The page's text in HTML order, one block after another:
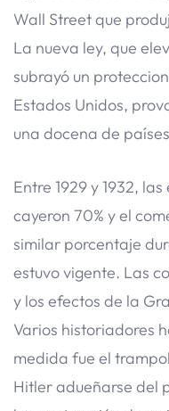
Wall Street que
La nueva ley, que
subrayó un
Estados Unidos,
una docena de
Entre 1929 y 1932,
cayeron 70% y el
similar porcentaje
estuvo vigente. Las
y los efectos de la
Varios historiadores
medida fue el
Hitler adueñarse del